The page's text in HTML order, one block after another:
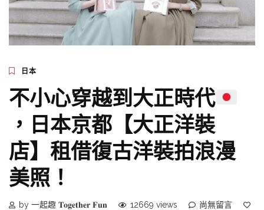
日本
不小心穿越到大正時代
，日本京都【大正洋裝
店】租借復古洋裝拍浪漫
美照！
by 一起趣 𝐓𝐨𝐠𝐞𝐭𝐡𝐞𝐫 𝐅𝐮𝐧 12669 views
尚無留言